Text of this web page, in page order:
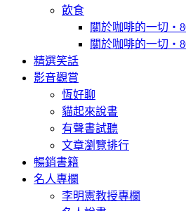
飲食
關於咖啡的一切
關於咖啡的一切
精選笑話
影音觀賞
恆好聊
貓起來說書
有聲書試聽
文章瀏覽排行
暢銷書籍
名人專欄
李明憲教授專欄